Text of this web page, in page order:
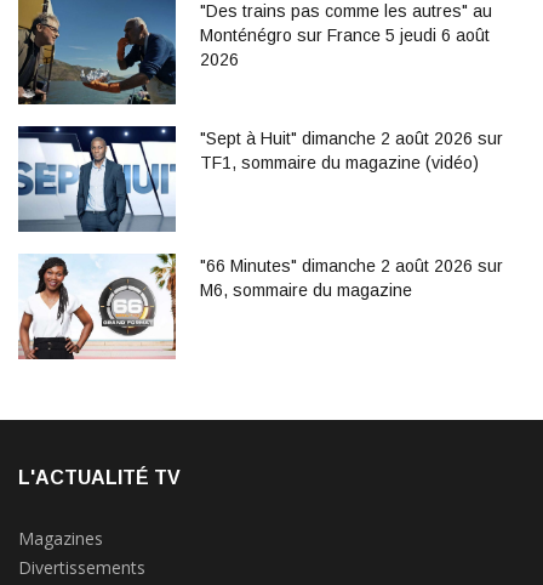
"Des trains pas comme les autres" au
Monténégro sur France 5 jeudi 6 août
2026
"Sept à Huit" dimanche 2 août 2026 sur
TF1, sommaire du magazine (vidéo)
"66 Minutes" dimanche 2 août 2026 sur
M6, sommaire du magazine
L'ACTUALITÉ TV
Magazines
Divertissements